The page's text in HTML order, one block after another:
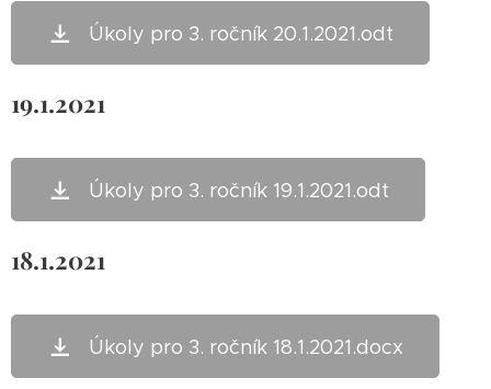
Úkoly pro 3. ročník 20.1.2021.odt
19.1.2021
Úkoly pro 3. ročník 19.1.2021.odt
18.1.2021
Úkoly pro 3. ročník 18.1.2021.docx